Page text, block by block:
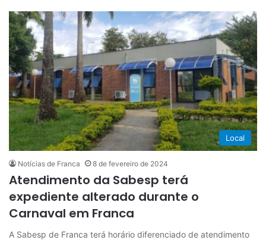
Local
Notícias de Franca 8 de fevereiro de 2024
Atendimento da Sabesp terá
expediente alterado durante o
Carnaval em Franca
A Sabesp de Franca terá horário diferenciado de atendimento